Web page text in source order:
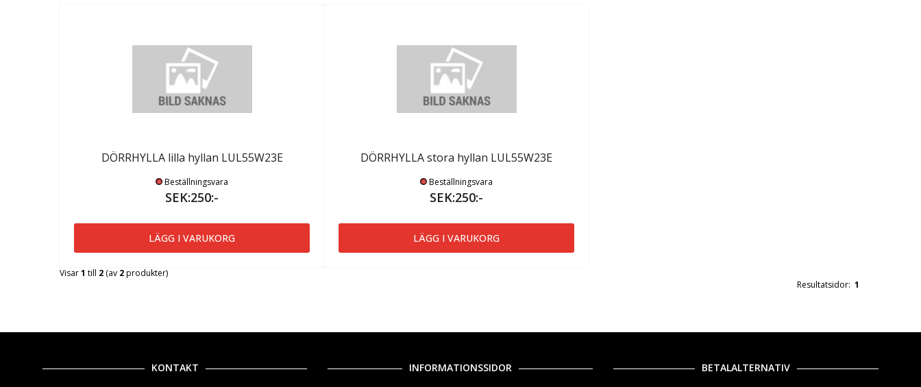
DÖRRHYLLA lilla hyllan LUL55W23E
Beställningsvara
SEK:250:-
LÄGG I VARUKORG
DÖRRHYLLA stora hyllan LUL55W23E
Beställningsvara
SEK:250:-
LÄGG I VARUKORG
Visar1 till 2 (av 2produkter)
Resultatsidor: 1
KONTAKT INFORMATIONSSIDOR BETALALTERNATIV